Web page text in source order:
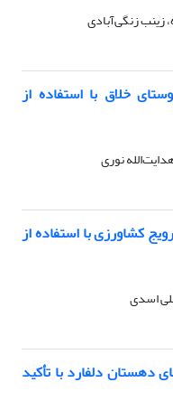
زینب زنگی‌آبادی
خلاق با استفاده از
نوری
کشاورزی با استفاده از
اسدی
دهستان دلفارد با تأکید